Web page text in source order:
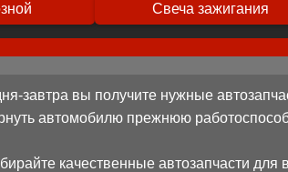
Свеча зажигания
завтра вы получите нужные
автомобилю прежнюю
качественные автозапчасти для